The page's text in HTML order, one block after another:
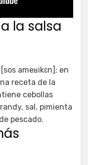
la salsa
ameʁikɛn]; en
receta de la
cebollas
sal, pimienta
pescado.